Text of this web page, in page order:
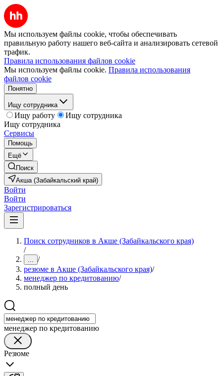
Мы используем файлы cookie, чтобы обеспечивать
правильную работу нашего веб-сайта и анализировать сетевой
трафик.
Правила использования файлов cookie
Мы используем файлы cookie. Правила использования
файлов cookie
Понятно
Ищу сотрудника
Ищу работу
Ищу сотрудника
Ищу сотрудника
Сервисы
Помощь
Ещё
Поиск
Акша (Забайкальский край)
Войти
Войти
Зарегистрироваться
Поиск сотрудников в Акше (Забайкальского края)
/
... /
резюме в Акше (Забайкальского края)/
менеджер по кредитованию/
полный день
менеджер по кредитованию
Резюме